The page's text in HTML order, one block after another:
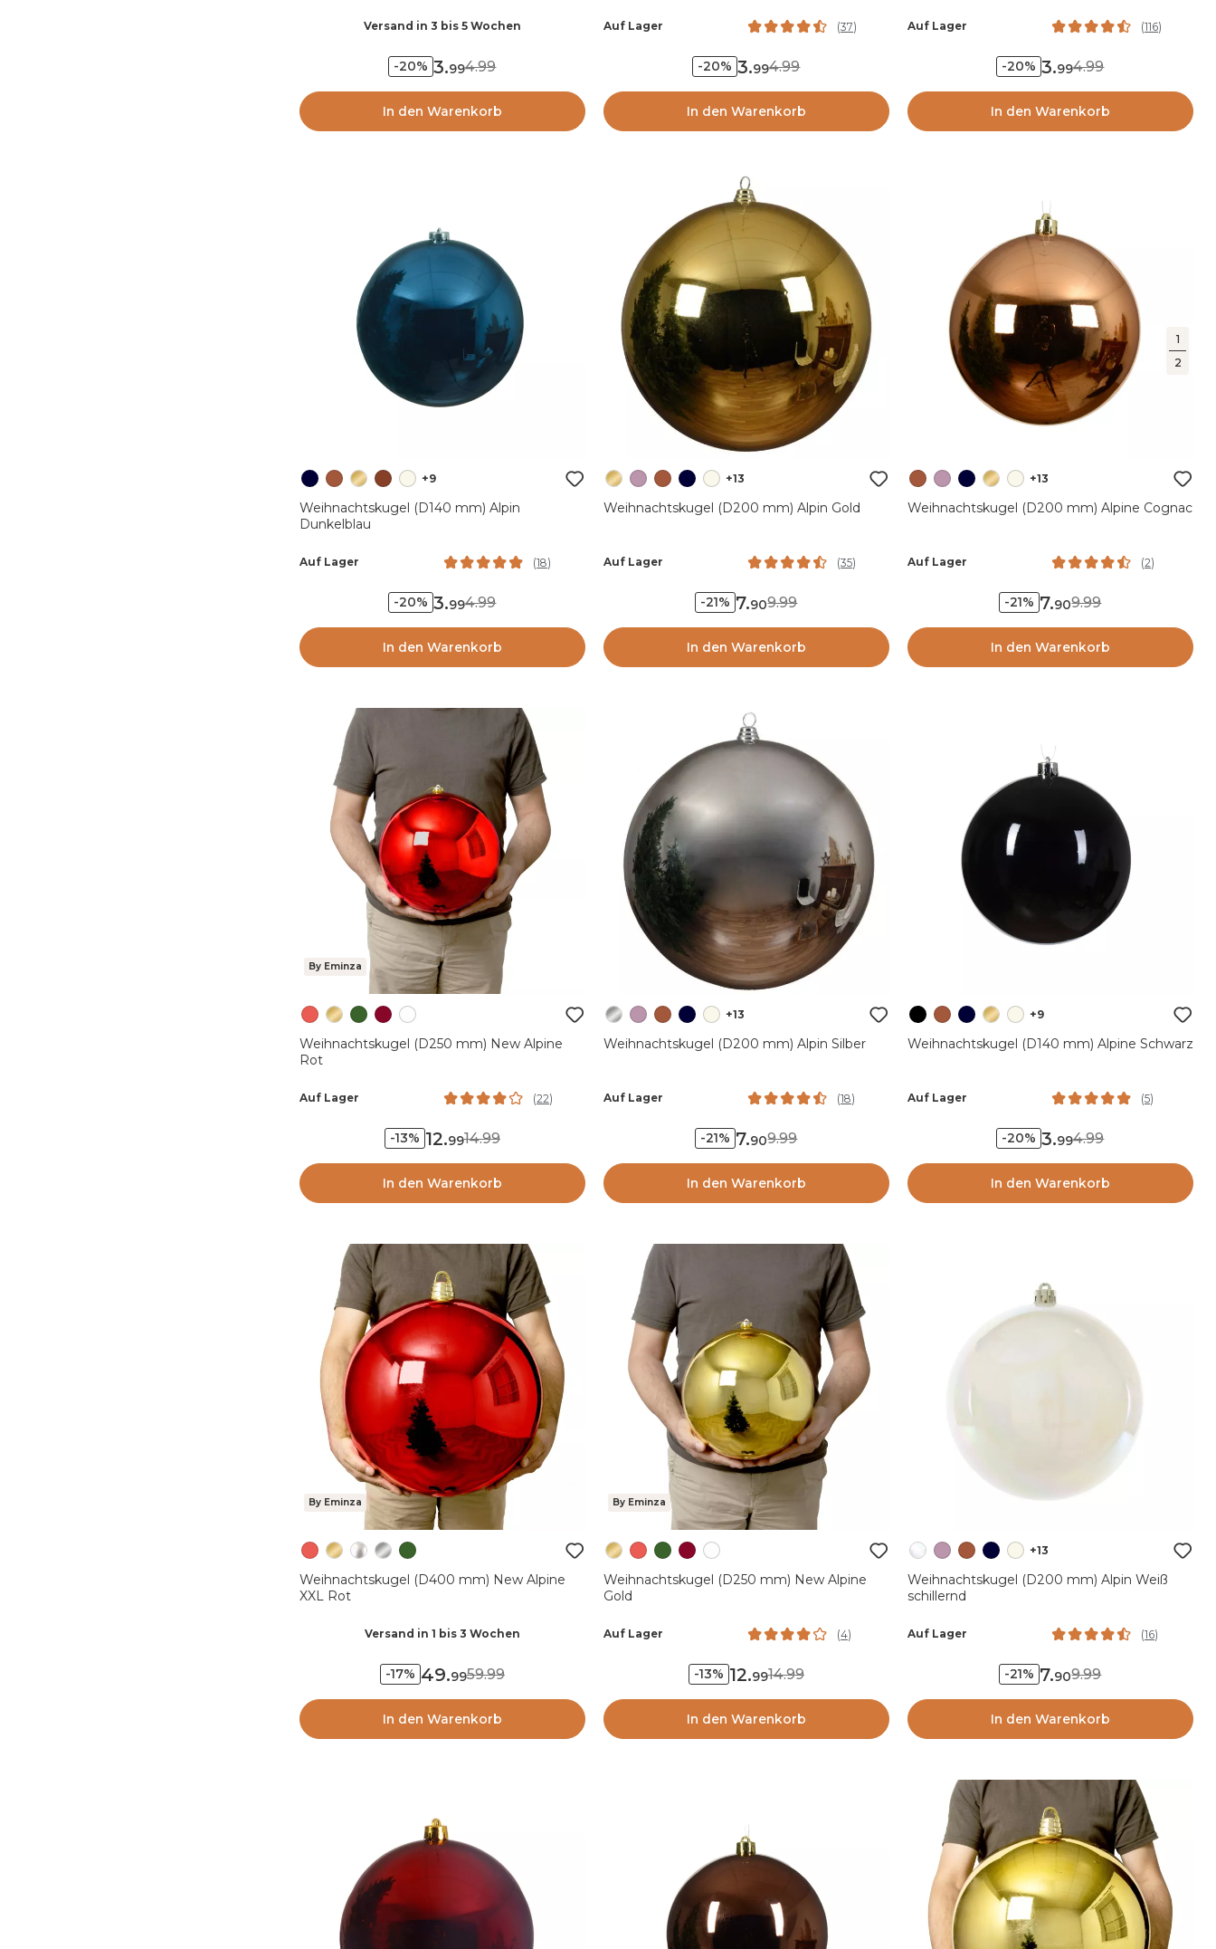
1
2
Versand in 3 bis 5 Wochen
-20% 3.994.99
In den Warenkorb
Auf Lager (37)
-20% 3.994.99
In den Warenkorb
Auf Lager (116)
-20% 3.994.99
In den Warenkorb
+9
Weihnachtskugel (D140 mm) Alpin
Dunkelblau
Auf Lager (18)
-20% 3.994.99
In den Warenkorb
+13
Weihnachtskugel (D200 mm) Alpin Gold
Auf Lager (35)
-21% 7.909.99
In den Warenkorb
+13
Weihnachtskugel (D200 mm) Alpine Cognac
Auf Lager (2)
-21% 7.909.99
In den Warenkorb
By Eminza
Weihnachtskugel (D250 mm) New Alpine
Rot
Auf Lager (22)
-13% 12.9914.99
In den Warenkorb
+13
Weihnachtskugel (D200 mm) Alpin Silber
Auf Lager (18)
-21% 7.909.99
In den Warenkorb
+9
Weihnachtskugel (D140 mm) Alpine Schwarz
Auf Lager (5)
-20% 3.994.99
In den Warenkorb
By Eminza
Weihnachtskugel (D400 mm) New Alpine
XXL Rot
Versand in 1 bis 3 Wochen
-17% 49.9959.99
In den Warenkorb
By Eminza
Weihnachtskugel (D250 mm) New Alpine
Gold
Auf Lager (4)
-13% 12.9914.99
In den Warenkorb
+13
Weihnachtskugel (D200 mm) Alpin Weiß
schillernd
Auf Lager (16)
-21% 7.909.99
In den Warenkorb